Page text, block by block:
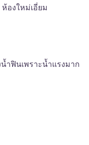
องใหม่เอี่ยม
ำฟินเพราะน้ำแรงมาก